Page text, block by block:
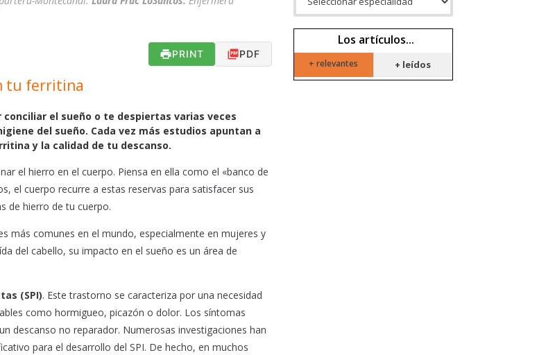
PRINT PDF
tu ferritina
el sueño o te despiertas varias veces
del sueño. Cada vez más estudios apuntan a
y la calidad de tu descanso.
el hierro en el cuerpo. Piensa en ella como el «banco de
el cuerpo recurre a estas reservas para satisfacer sus
de hierro de tu cuerpo.
más comunes en el mundo, especialmente en mujeres y
del cabello, su impacto en el sueño es un área de
(SPI). Este trastorno se caracteriza por una necesidad
como hormigueo, picazón o dolor. Los síntomas
descanso no reparador. Numerosas investigaciones han
para el desarrollo del SPI. De hecho, en muchos
Los artículos...
+ relevantes + leídos